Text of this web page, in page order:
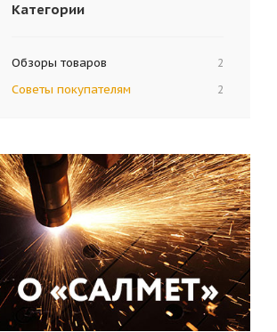
Категории
Обзоры товаров 2
Советы покупателям 2